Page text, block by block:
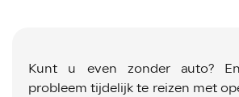
Kunt u even zonder auto?
probleem tijdelijk te reizen met